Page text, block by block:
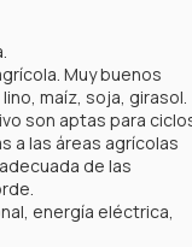
Muy buenos
maíz, soja, girasol.
son aptas para
a las áreas agrícolas
de las
energía eléctrica,